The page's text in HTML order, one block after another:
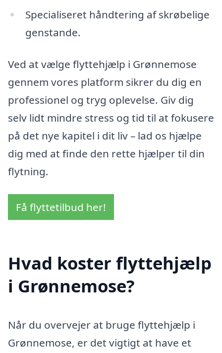
Specialiseret håndtering af skrøbelige
genstande.
Ved at vælge flyttehjælp i Grønnemose
gennem vores platform sikrer du dig en
professionel og tryg oplevelse. Giv dig
selv lidt mindre stress og tid til at fokusere
på det nye kapitel i dit liv – lad os hjælpe
dig med at finde den rette hjælper til din
flytning.
Få flyttetilbud her!
Hvad koster flyttehjælp
i Grønnemose?
Når du overvejer at bruge flyttehjælp i
Grønnemose, er det vigtigt at have et